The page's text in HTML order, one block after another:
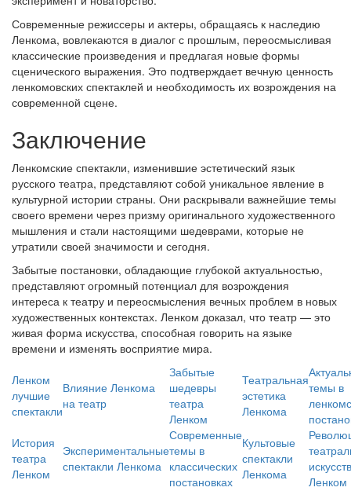
Современные режиссеры и актеры, обращаясь к наследию
Ленкома, вовлекаются в диалог с прошлым, переосмысливая
классические произведения и предлагая новые формы
сценического выражения. Это подтверждает вечную ценность
ленкомовских спектаклей и необходимость их возрождения на
современной сцене.
Заключение
Ленкомские спектакли, изменившие эстетический язык
русского театра, представляют собой уникальное явление в
культурной истории страны. Они раскрывали важнейшие темы
своего времени через призму оригинального художественного
мышления и стали настоящими шедеврами, которые не
утратили своей значимости и сегодня.
Забытые постановки, обладающие глубокой актуальностью,
представляют огромный потенциал для возрождения
интереса к театру и переосмысления вечных проблем в новых
художественных контекстах. Ленком доказал, что театр — это
живая форма искусства, способная говорить на языке
времени и изменять восприятие мира.
Ленком
лучшие
спектакли
Влияние Ленкома
на театр
Забытые
шедевры
театра
Ленком
Театральная
эстетика
Ленкома
темы в
История
театра
Ленком
Экспериментальные
спектакли Ленкома
Современные
темы в
классических
постановках
Культовые
спектакли
Ленкома
Ленком